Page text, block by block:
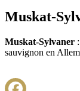
Muskat-
Muskat-Sylvaner
sauvignon en